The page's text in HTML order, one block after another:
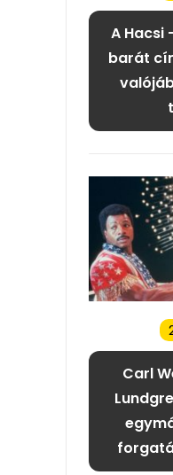
A Hacsi
barát
Carl